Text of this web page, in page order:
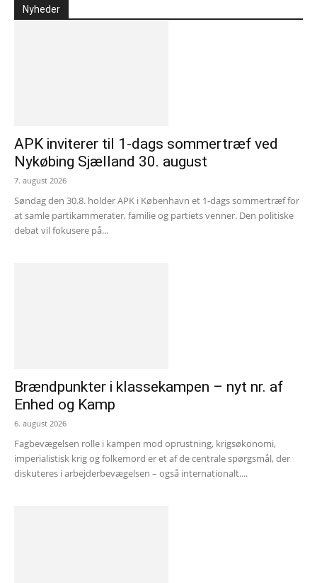
Nyheder
APK inviterer til 1-dags sommertræf ved
Nykøbing Sjælland 30. august
7. august 2026
Søndag den 30.8. holder APK i København et 1-dags sommertræf for
at samle partikammerater, familie og partiets venner. Den politiske
debat vil fokusere på...
Brændpunkter i klassekampen – nyt nr. af
Enhed og Kamp
6. august 2026
Fagbevægelsen rolle i kampen mod oprustning, krigsøkonomi,
imperialistisk krig og folkemord er et af de centrale spørgsmål, der
diskuteres i arbejderbevægelsen – også internationalt....